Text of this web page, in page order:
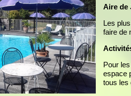
Aire de
Les
faire de
Pour
espace
tous les